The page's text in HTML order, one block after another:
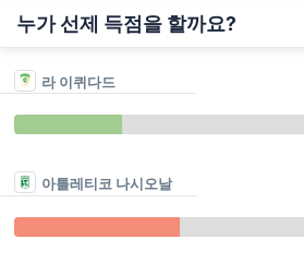
누가 선제 득점을 할까요?
라 이퀴다드
아틀레티코 나시오날